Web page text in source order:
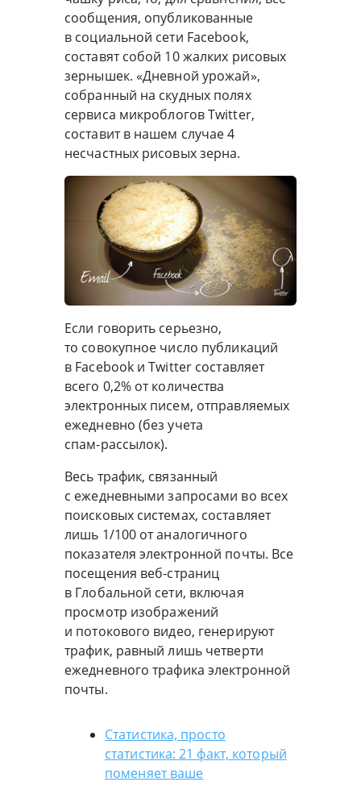
сообщения, опубликованные
в социальной сети Facebook,
составят собой 10 жалких рисовых
зернышек. «Дневной урожай»,
собранный на скудных полях
сервиса микроблогов Twitter,
составит в нашем случае 4
несчастных рисовых зерна.
Если говорить серьезно,
то совокупное число публикаций
в Facebook и Twitter составляет
всего 0,2% от количества
электронных писем, отправляемых
ежедневно (без учета
спам-рассылок).
Весь трафик, связанный
с ежедневными запросами во всех
поисковых системах, составляет
лишь 1/100 от аналогичного
показателя электронной почты. Все
посещения веб-страниц
в Глобальной сети, включая
просмотр изображений
и потокового видео, генерируют
трафик, равный лишь четверти
ежедневного трафика электронной
почты.
Статистика, просто
статистика: 21 факт, который
поменяет ваше